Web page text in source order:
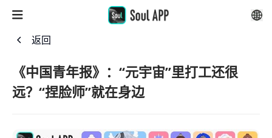
返回
《中国青年报》：“元宇宙”里打工还很
远？“捏脸师”就在身边